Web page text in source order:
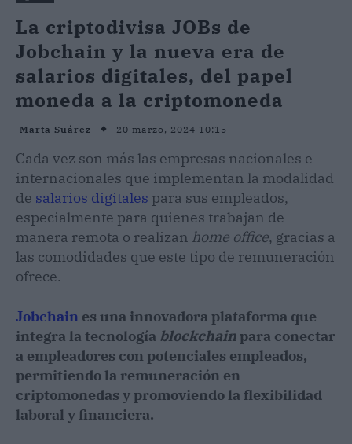
La criptodivisa JOBs de
Jobchain y la nueva era de
salarios digitales, del papel
moneda a la criptomoneda
Marta Suárez 20 marzo, 2024 10:15
Cada vez son más las empresas nacionales e
internacionales que implementan la modalidad
de salarios digitales para sus empleados,
especialmente para quienes trabajan de
manera remota o realizan home office, gracias a
las comodidades que este tipo de remuneración
ofrece.
Jobchain es una innovadora plataforma que
integra la tecnología blockchainpara conectar
a empleadores con potenciales empleados,
permitiendo la remuneración en
criptomonedas y promoviendo la flexibilidad
laboral y financiera.